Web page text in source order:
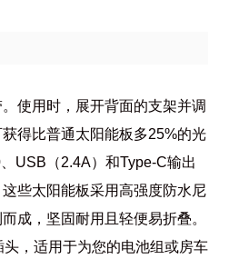
使用时，展开背面的支架并调
得比普通太阳能板多25%的光
USB（2.4A）和Type-C输出
些太阳能板采用高强度防水尼
成，坚固耐用且轻便易折叠。
，适用于为您的电池组或房车